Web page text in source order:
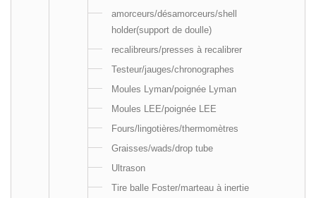
amorceurs/désamorceurs/shell
holder(support de doulle)
recalibreurs/presses à recalibrer
Testeur/jauges/chronographes
Moules Lyman/poignée Lyman
Moules LEE/poignée LEE
Fours/lingotières/thermomètres
Graisses/wads/drop tube
Ultrason
Tire balle Foster/marteau à inertie